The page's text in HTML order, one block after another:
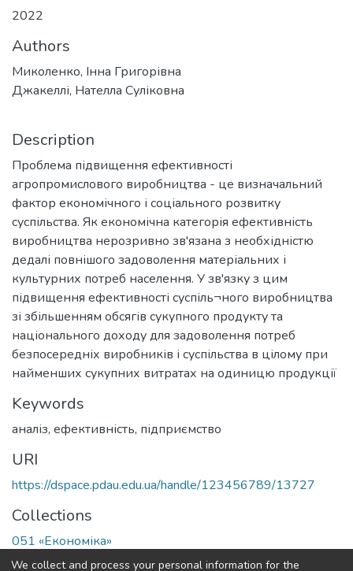
2022
Authors
Миколенко, Інна Григорівна
Джакеллі, Нателла Суліковна
Description
Проблема підвищення ефективності
агропромислового виробництва - це визначальний
фактор економічного і соціального розвитку
суспільства. Як економічна категорія ефективність
виробництва нерозривно зв'язана з необхідністю
дедалі повнішого задоволення матеріальних і
культурних потреб населення. У зв'язку з цим
підвищення ефективності суспіль¬ного виробництва
зі збільшенням обсягів сукупного продукту та
національного доходу для задоволення потреб
безпосередніх виробників і суспільства в цілому при
найменших сукупних витратах на одиницю продукції
Keywords
аналіз, ефективність, підприємство
URI
https://dspace.pdau.edu.ua/handle/123456789/13727
Collections
051 «Економіка»
We collect and process your personal information for the